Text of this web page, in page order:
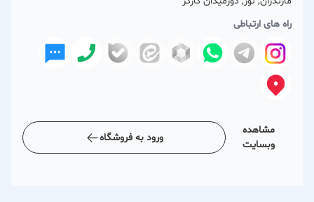
راه های ارتباطی
مشاهده
وبسایت
ورود به فروشگاه